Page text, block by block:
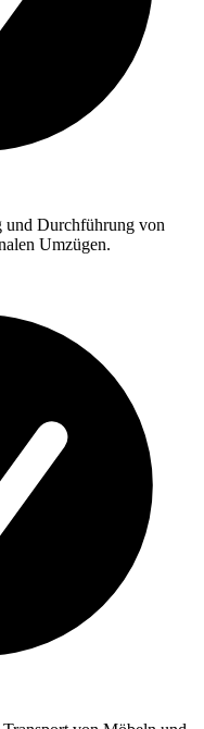
und Durchführung von
Umzügen.